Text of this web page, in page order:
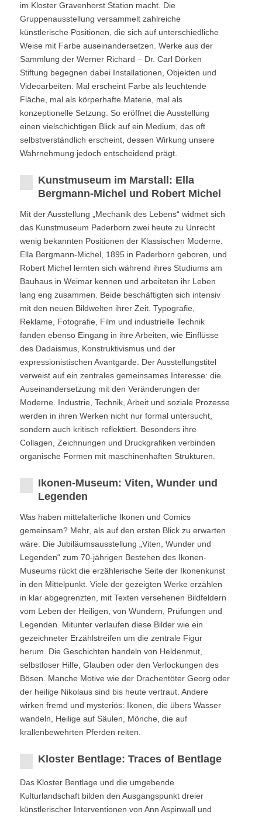
im Kloster Gravenhorst Station macht. Die
Gruppenausstellung versammelt zahlreiche
künstlerische Positionen, die sich auf unterschiedliche
Weise mit Farbe auseinandersetzen. Werke aus der
Sammlung der Werner Richard – Dr. Carl Dörken
Stiftung begegnen dabei Installationen, Objekten und
Videoarbeiten. Mal erscheint Farbe als leuchtende
Fläche, mal als körperhafte Materie, mal als
konzeptionelle Setzung. So eröffnet die Ausstellung
einen vielschichtigen Blick auf ein Medium, das oft
selbstverständlich erscheint, dessen Wirkung unsere
Wahrnehmung jedoch entscheidend prägt.
Kunstmuseum im Marstall: Ella
Bergmann-Michel und Robert Michel
Mit der Ausstellung „Mechanik des Lebens“ widmet sich
das Kunstmuseum Paderborn zwei heute zu Unrecht
wenig bekannten Positionen der Klassischen Moderne.
Ella Bergmann-Michel, 1895 in Paderborn geboren, und
Robert Michel lernten sich während ihres Studiums am
Bauhaus in Weimar kennen und arbeiteten ihr Leben
lang eng zusammen. Beide beschäftigten sich intensiv
mit den neuen Bildwelten ihrer Zeit. Typografie,
Reklame, Fotografie, Film und industrielle Technik
fanden ebenso Eingang in ihre Arbeiten, wie Einflüsse
des Dadaismus, Konstruktivismus und der
expressionistischen Avantgarde. Der Ausstellungstitel
verweist auf ein zentrales gemeinsames Interesse: die
Auseinandersetzung mit den Veränderungen der
Moderne. Industrie, Technik, Arbeit und soziale Prozesse
werden in ihren Werken nicht nur formal untersucht,
sondern auch kritisch reflektiert. Besonders ihre
Collagen, Zeichnungen und Druckgrafiken verbinden
organische Formen mit maschinenhaften Strukturen.
Ikonen-Museum: Viten, Wunder und
Legenden
Was haben mittelalterliche Ikonen und Comics
gemeinsam? Mehr, als auf den ersten Blick zu erwarten
wäre. Die Jubiläumsausstellung „Viten, Wunder und
Legenden“ zum 70-jährigen Bestehen des Ikonen-
Museums rückt die erzählerische Seite der Ikonenkunst
in den Mittelpunkt. Viele der gezeigten Werke erzählen
in klar abgegrenzten, mit Texten versehenen Bildfeldern
vom Leben der Heiligen, von Wundern, Prüfungen und
Legenden. Mitunter verlaufen diese Bilder wie ein
gezeichneter Erzählstreifen um die zentrale Figur
herum. Die Geschichten handeln von Heldenmut,
selbstloser Hilfe, Glauben oder den Verlockungen des
Bösen. Manche Motive wie der Drachentöter Georg oder
der heilige Nikolaus sind bis heute vertraut. Andere
wirken fremd und mysteriös: Ikonen, die übers Wasser
wandeln, Heilige auf Säulen, Mönche, die auf
krallenbewehrten Pferden reiten.
Kloster Bentlage: Traces of Bentlage
Das Kloster Bentlage und die umgebende
Kulturlandschaft bilden den Ausgangspunkt dreier
künstlerischer Interventionen von Ann Aspinwall und